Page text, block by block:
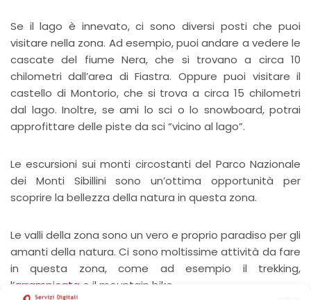
Se il lago è innevato, ci sono diversi posti che puoi
visitare nella zona. Ad esempio, puoi andare a vedere le
cascate del fiume Nera, che si trovano a circa 10
chilometri dall’area di Fiastra. Oppure puoi visitare il
castello di Montorio, che si trova a circa 15 chilometri
dal lago. Inoltre, se ami lo sci o lo snowboard, potrai
approfittare delle piste da sci “vicino al lago”.
Le escursioni sui monti circostanti del Parco Nazionale
dei Monti Sibillini sono un’ottima opportunità per
scoprire la bellezza della natura in questa zona.
Le valli della zona sono un vero e proprio paradiso per gli
amanti della natura. Ci sono moltissime attività da fare
in questa zona, come ad esempio il trekking,
l’arrampicata e il mountain bike.